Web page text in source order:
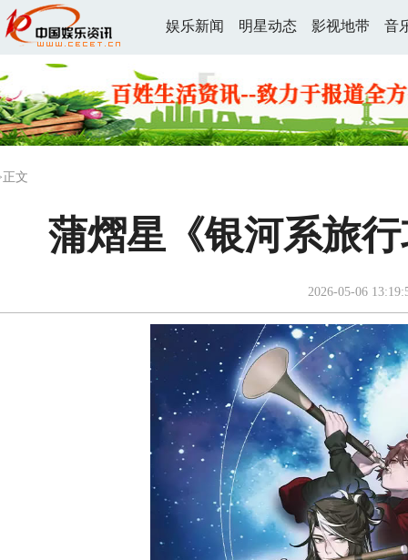
娱乐新闻 明星动态 影视地带 音
文
蒲熠星《银河系旅
2026-05-06